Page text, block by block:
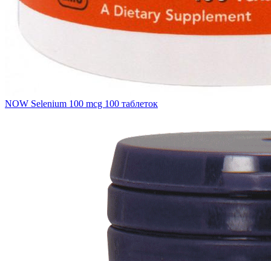
NOW Selenium 100 mcg 100 таблеток